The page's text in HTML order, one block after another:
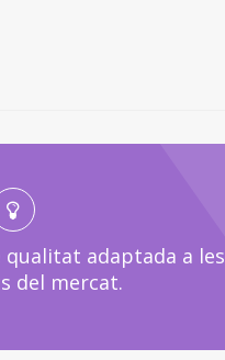
adaptada a les
del mercat.